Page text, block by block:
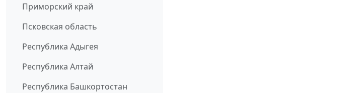
Приморский край
Псковская область
Республика Адыгея
Республика Алтай
Республика Башкортостан